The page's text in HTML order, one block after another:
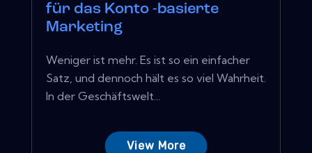
für das Konto -basierte
Marketing
Weniger ist mehr. Es ist so ein einfacher
Satz, und dennoch hält es so viel Wahrheit.
In der Geschäftswelt...
View More